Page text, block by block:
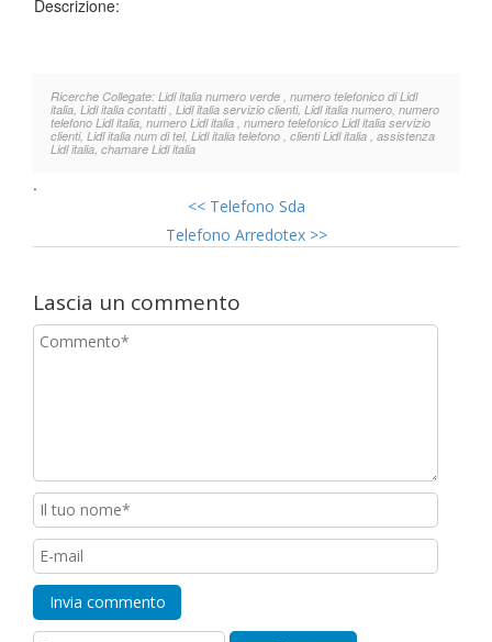
Descrizione:
Ricerche Collegate: Lidl italia numero verde , numero telefonico di Lidl
italia, Lidl italia contatti , Lidl italia servizio clienti, Lidl italia numero, numero
telefono Lidl italia, numero Lidl italia , numero telefonico Lidl italia servizio
clienti, Lidl italia num di tel, Lidl italia telefono , clienti Lidl italia , assistenza
Lidl italia, chamare Lidl italia
.
<< Telefono Sda
Telefono Arredotex >>
Lascia un commento